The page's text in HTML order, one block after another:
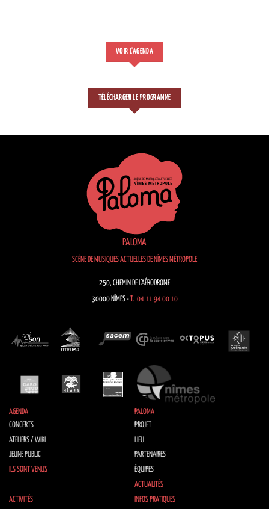
VOIR L'AGENDA
TÉLÉCHARGER LE PROGRAMME
PALOMA
SCÈNE DE MUSIQUES ACTUELLES DE NÎMES MÉTROPOLE
250, CHEMIN DE L’AÉRODROME
30000 NÎMES -T. 04 11 94 00 10
AGENDA
CONCERTS
ATELIERS / WIKI
JEUNE PUBLIC
ILS SONT VENUS
PALOMA
PROJET
LIEU
PARTENAIRES
ÉQUIPES
ACTUALITÉS
ACTIVITÉS
INFOS PRATIQUES